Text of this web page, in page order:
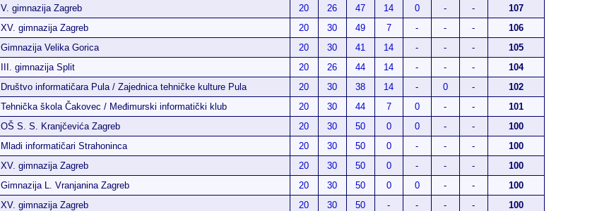
V. gimnazija Zagreb 20 26 47 14 0 - -
107
XV. gimnazija Zagreb 20 30 49 7 - - -
106
Gimnazija Velika Gorica 20 30 41 14 - - -
105
III. gimnazija Split 20 26 44 14 - - -
104
Društvo informatičara Pula / Zajednica tehničke kulture Pula 20 30 38 14 - 0 -
102
Tehnička škola Čakovec / Međimurski informatički klub 20 30 44 7 0 - -
101
OŠ S. S. Kranjčevića Zagreb 20 30 50 0 0 - -
100
Mladi informatičari Strahoninca 20 30 50 0 - - -
100
XV. gimnazija Zagreb 20 30 50 0 - - -
100
Gimnazija L. Vranjanina Zagreb 20 30 50 0 0 - -
100
XV. gimnazija Zagreb 20 30 50 - - - -
100